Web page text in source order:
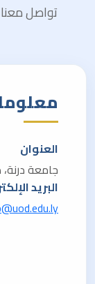
تواصل
العنوان
جامعة درنة،
البريد